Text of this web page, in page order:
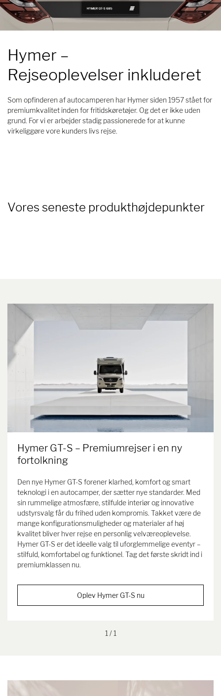
Hymer –
Rejseoplevelser inkluderet
Som opfinderen af autocamperen har Hymer siden 1957 stået for
premiumkvalitet inden for fritidskøretøjer. Og det er ikke uden
grund. For vi er arbejder stadig passionerede for at kunne
virkeliggøre vore kunders livs rejse.
Vores seneste produkthøjdepunkter
Hymer GT-S – Premiumrejser i en ny
fortolkning
Den nye Hymer GT-S forener klarhed, komfort og smart
teknologi i en autocamper, der sætter nye standarder. Med
sin rummelige atmosfære, stilfulde interiør og innovative
udstyrsvalg får du frihed uden kompromis. Takket være de
mange konfigurationsmuligheder og materialer af høj
kvalitet bliver hver rejse en personlig velværeoplevelse.
Hymer GT-S er det ideelle valg til uforglemmelige eventyr –
stilfuld, komfortabel og funktionel. Tag det første skridt ind i
premiumklassen nu.
Oplev Hymer GT-S nu
1 / 1